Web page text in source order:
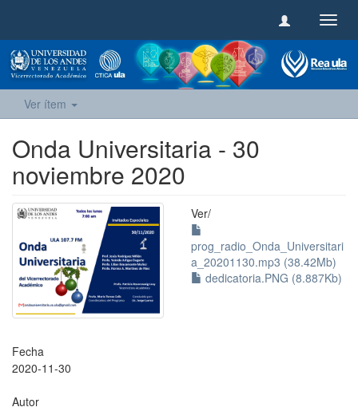
Ver ítem
Onda Universitaria - 30
noviembre 2020
Ver/
prog_radio_Onda_Universitari
a_20201130.mp3 (38.42Mb)
dedicatoria.PNG (8.887Kb)
Fecha
2020-11-30
Autor